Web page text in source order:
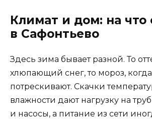
Климат и дом: на что
в Сафонтьево
Здесь зима бывает разной. То
хлюпающий снег, то мороз,
потрескивают. Скачки
влажности дают нагрузку на
и насосы, а питание из сети